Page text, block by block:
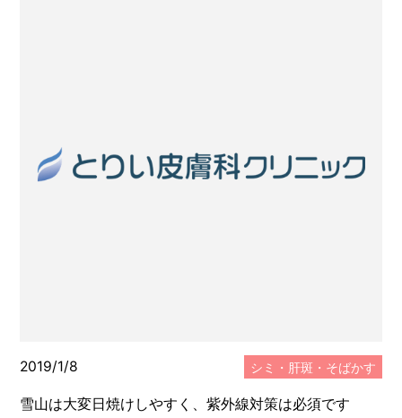
2019/1/8 シミ・肝斑・そばかす
雪山は大変日焼けしやすく、紫外線対策は必須です